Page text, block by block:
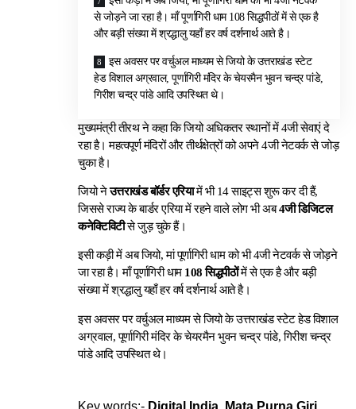
से जोड़ने जा रहा है। माँ पूर्णागिरी धाम 108 सिद्धपीठों में से एक है
और बड़ी संख्या में श्रद्धालु यहाँ हर वर्ष दर्शनार्थ आते है।
इस अवसर पर वर्चुअल माध्यम से जियो के उत्तराखंड स्टेट
हेड विशाल अग्रवाल, पूर्णागिरी मंदिर के चेयरमैन भुवन चन्द्र पांडे,
गिरीश चन्द्र पांडे आदि उपस्थित थे।
मुख्यमंत्री तीरथ ने कहा कि जियो अधिकतर स्थानों में 4जी सेवाएं दे
रहा है। महत्वपूर्ण मंदिरों और तीर्थक्षेत्रों को अपने 4जी नेटवर्क से जोड़
चुका है।
जियो नेउत्तराखंड बॉर्डर एरियामें भी 14 साइट्स शुरू कर दी हैं,
जिससे राज्य के बार्डर एरिया में रहने वाले लोग भी अब4जी डिजिटल
कनेक्टिविटीसे जुड़ चुके हैं।
इसी कड़ी में अब जियो, मां पूर्णागिरी धाम को भी 4जी नेटवर्क से जोड़ने
जा रहा है। माँ पूर्णागिरी धाम 108 सिद्धपीठोंमें से एक है और बड़ी
संख्या में श्रद्धालु यहाँ हर वर्ष दर्शनार्थ आते है।
इस अवसर पर वर्चुअल माध्यम से जियो के उत्तराखंड स्टेट हेड विशाल
अग्रवाल, पूर्णागिरी मंदिर के चेयरमैन भुवन चन्द्र पांडे, गिरीश चन्द्र
पांडे आदि उपस्थित थे।